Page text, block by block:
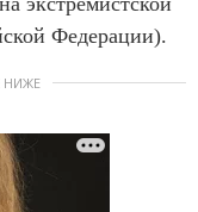
Федерации).
НИЖЕ